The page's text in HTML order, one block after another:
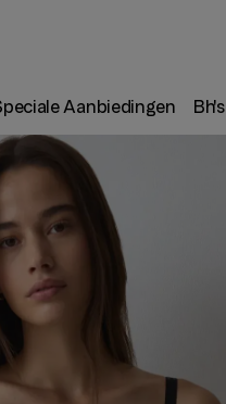
Aanbiedingen Bh's